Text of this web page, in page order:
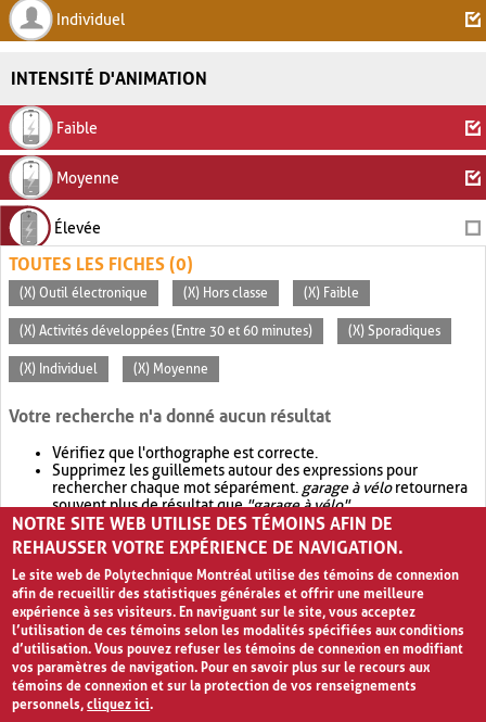
Individuel
INTENSITÉ D'ANIMATION
Faible
Moyenne
Élevée
TOUTES LES FICHES (0)
(X) Outil électronique (X) Hors classe (X) Faible
(X) Activités développées (Entre 30 et 60 minutes) (X) Sporadiques
(X) Individuel (X) Moyenne
Votre recherche n'a donné aucun résultat
Vérifiez que l'orthographe est correcte.
Supprimez les guillemets autour des expressions pour
rechercher chaque mot séparément. garage à véloretournera
souvent plus de résultat que"garage à vélo".
Envisagez d'élargir votre recherche avec OR.garage OR vélo
retournera souvent plus de résultat quegarage à vélo
NOTRE SITE WEB UTILISE DES TÉMOINS AFIN DE
REHAUSSER VOTRE EXPÉRIENCE DE NAVIGATION.
Le site web de Polytechnique Montréal utilise des témoins de connexion
afin de recueillir des statistiques générales et offrir une meilleure
expérience à ses visiteurs. En naviguant sur le site, vous acceptez
l’utilisation de ces témoins selon les modalités spécifiées aux conditions
d’utilisation. Vous pouvez refuser les témoins de connexion en modifiant
vos paramètres de navigation. Pour en savoir plus sur le recours aux
témoins de connexion et sur la protection de vos renseignements
personnels,cliquez ici.